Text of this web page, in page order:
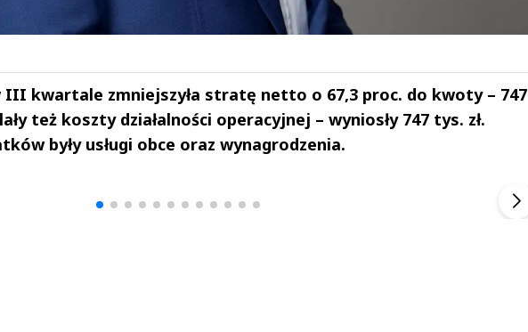
III kwartale zmniejszyła stratę netto o 67,3 proc. do kwoty – 747
też koszty działalności operacyjnej – wyniosły 747 tys. zł.
były usługi obce oraz wynagrodzenia.
Marta i Andrzej